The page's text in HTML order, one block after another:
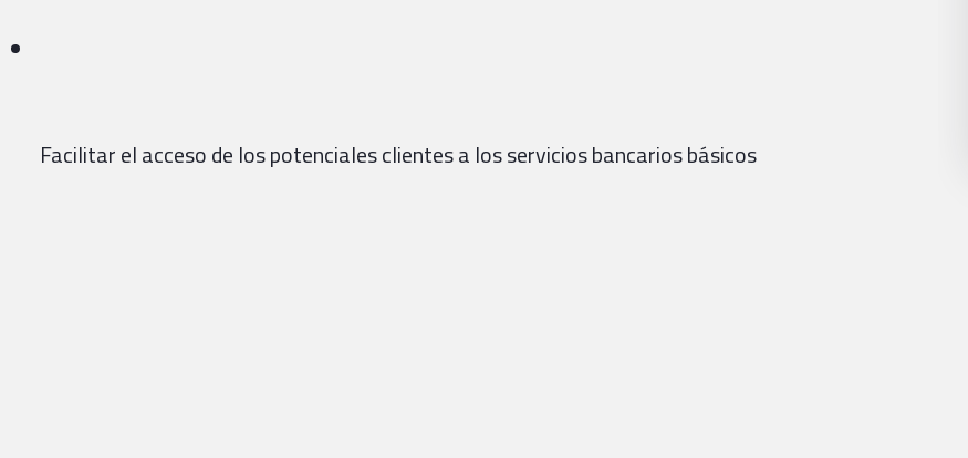
Facilitar el acceso de los potenciales clientes a los servicios bancarios básicos